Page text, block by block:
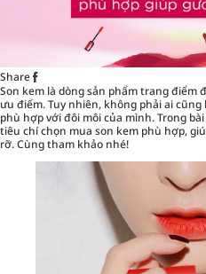
Share
Son kem là dòng sản phẩmtrang điểm
ưu điểm. Tuy nhiên, không phải ai
phù hợp với đôi môi của mình. Trong
tiêu chí chọn mua son kem phù hợp,
rỡ. Cùng tham khảo nhé!